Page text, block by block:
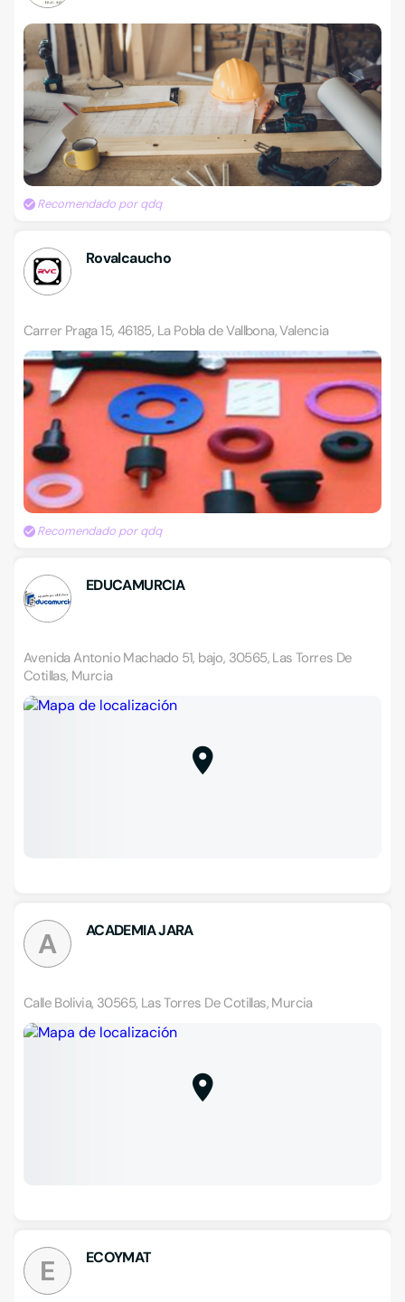
Recomendado por qdq
Rovalcaucho
Carrer Praga 15, 46185, La Pobla de Vallbona, Valencia
Recomendado por qdq
EDUCAMURCIA
Avenida Antonio Machado 51, bajo, 30565, Las Torres De
Cotillas, Murcia
A ACADEMIA JARA
Calle Bolivia, 30565, Las Torres De Cotillas, Murcia
E ECOYMAT